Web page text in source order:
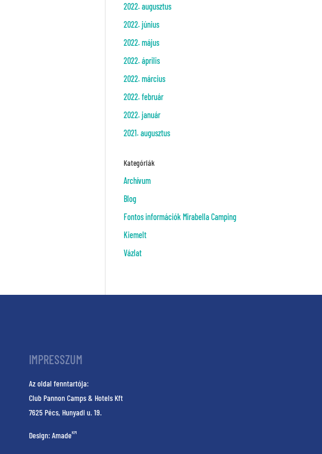
2022. augusztus
2022. június
2022. május
2022. április
2022. március
2022. február
2022. január
2021. augusztus
Kategóriák
Archívum
Blog
Fontos információk Mirabella Camping
Kiemelt
Vázlat
IMPRESSZUM
Az oldal fenntartója:
Club Pannon Camps & Hotels Kft
7625 Pécs, Hunyadi u. 19.
Design:AmadeKM